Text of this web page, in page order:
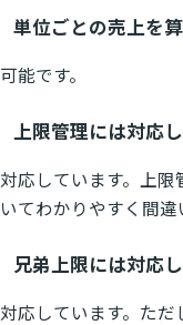
単位ごとの売上を
可能です。
上限管理には対応
対応しています。上
いてわかりやすく間違
兄弟上限には対応
対応しています。た